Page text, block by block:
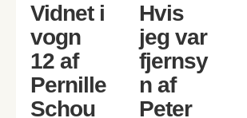
Vidnet i
vogn
12 af
Pernille
Schou
Hvis
jeg var
fjernsy
n af
Peter